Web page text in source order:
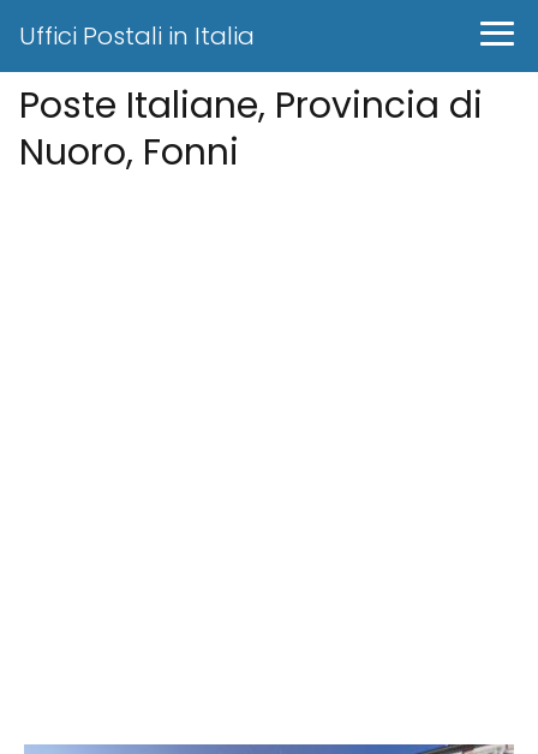
Uffici Postali in Italia
Poste Italiane, Provincia di
Nuoro, Fonni